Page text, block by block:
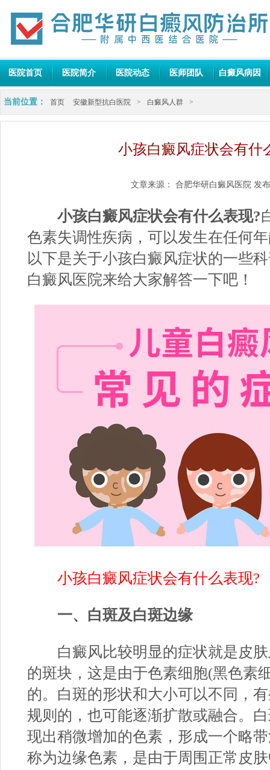
医院首页 医院简介 医院动态 医师团队 白癜风病因
当前位置： 首页 安徽新型抗白医院 > 白癜风人群 >
小孩白癜风症状会有什
文章来源： 合肥华研白癜风医院 发
小孩白癜风症状会有什么表现?
色素失调性疾病，可以发生在任何
以下是关于小孩白癜风症状的一些
白癜风医院来给大家解答一下吧！
小孩白癜风症状会有什么表现?
一、白斑及白斑边缘
白癜风比较明显的症状就是皮肤
的斑块，这是由于色素细胞(黑色素
的。白斑的形状和大小可以不同，
规则的，也可能逐渐扩散或融合。
现出稍微增加的色素，形成一个略
称为边缘色素，是由于周围正常皮